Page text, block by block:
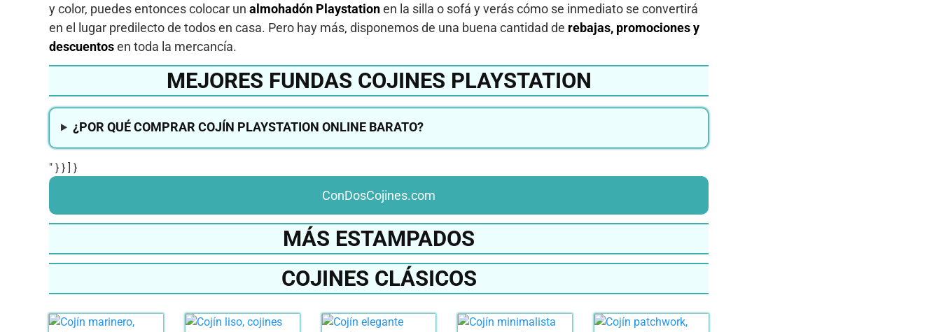
y color, puedes entonces colocar un almohadón Playstationen la silla o sofá y verás cómo se inmediato se convertirá
en el lugar predilecto de todos en casa. Pero hay más, disponemos de una buena cantidad de rebajas, promociones y
descuentosen toda la mercancía.
MEJORES FUNDAS COJINES PLAYSTATION
¿POR QUÉ COMPRAR COJÍN PLAYSTATION ONLINE BARATO?
" } } ] }
ConDosCojines.com
MÁS ESTAMPADOS
COJINES CLÁSICOS